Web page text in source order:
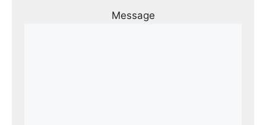
Message